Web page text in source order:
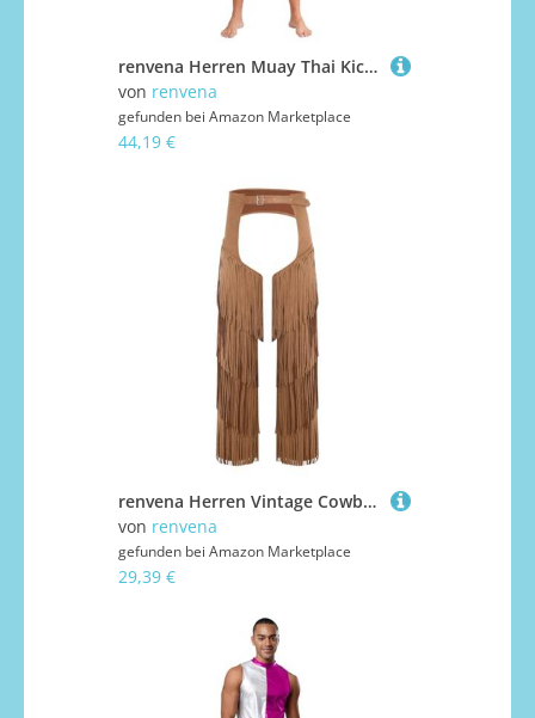
renvena Herren Muay Thai Kickboxer Kostüm Pailletten Mantel Robe mit Kapuzen Boxen Shorts Mottparty Fasching Karneval Kostüm Silber L
von renvena
gefunden bei Amazon Marketplace
44,19 €
renvena Herren Vintage Cowboy Kostüm Hose Lang Chaps Überhosen mit Quasten Fransen Western Reiter Kostüm Mottoparty Karneval Braun XL
von renvena
gefunden bei Amazon Marketplace
29,39 €